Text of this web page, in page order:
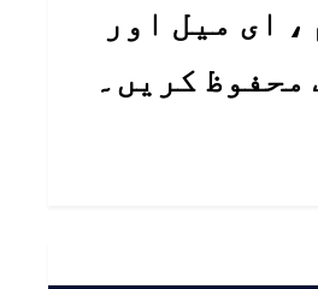
ای میل اور
محفوظ کریں۔